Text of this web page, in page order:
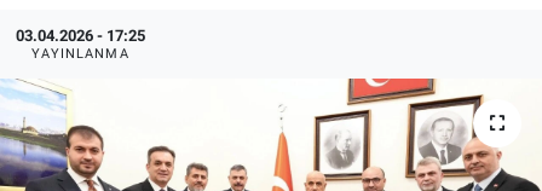
03.04.2026 - 17:25
YAYINLANMA
Dünya
İlçeler
MAGAZİN